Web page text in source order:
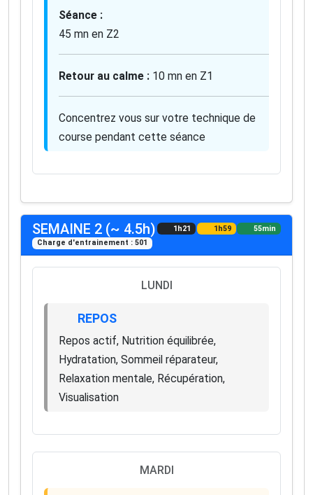
Séance :
45 mn en Z2
Retour au calme : 10 mn en Z1
Concentrez vous sur votre technique de
course pendant cette séance
SEMAINE 2 (~ 4.5h) 1h21 1h59
55min
Charge d'entrainement : 501
LUNDI
REPOS
Repos actif, Nutrition équilibrée,
Hydratation, Sommeil réparateur,
Relaxation mentale, Récupération,
Visualisation
MARDI